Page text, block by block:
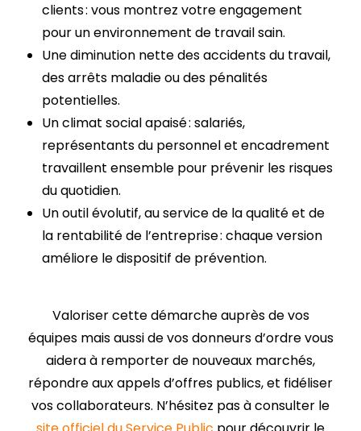
clients : vous montrez votre engagement
pour un environnement de travail sain.
Une diminution nette des accidents du travail,
des arrêts maladie ou des pénalités
potentielles.
Un climat social apaisé : salariés,
représentants du personnel et encadrement
travaillent ensemble pour prévenir les risques
du quotidien.
Un outil évolutif, au service de la qualité et de
la rentabilité de l’entreprise : chaque version
améliore le dispositif de prévention.
Valoriser cette démarche auprès de vos
équipes mais aussi de vos donneurs d’ordre vous
aidera à remporter de nouveaux marchés,
répondre aux appels d’offres publics, et fidéliser
vos collaborateurs. N’hésitez pas à consulter le